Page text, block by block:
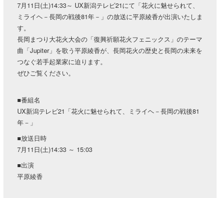
7月11日(土)14:33～ UX新潟テレビ21にて「花火に魅せられて、
ミライヘ－長岡の戦後81年－」の放送に平原綾香が出演いたしま
す。
長岡まつり大花火大会の「復興祈願花火フェニックス」のテーマ
曲「Jupiter」を歌う平原綾香が、長岡花火の歴史と長岡の未来を
つなぐ若手起業家に迫ります。
ぜひご覧ください。
■番組名
UX新潟テレビ21「花火に魅せられて、ミライヘ－長岡の戦後81
年－」
■放送日時
7月11日(土)14:33 ～ 15:03
■出演
平原綾香